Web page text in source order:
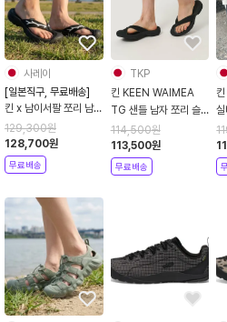
사레이
[일본직구, 무료배송]
킨 x 남이서팔 쪼리 남성
슬리퍼 KEEN x
South2 West8
WAIMEA H2
129,300원
128,700원
무료배송
TKP
킨 KEEN WAIMEA
TG 샌들 남자 쪼리 슬
리퍼 블랙
114,500원
113,500원
무료배송
들